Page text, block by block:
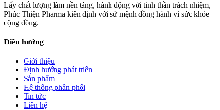
Lấy chất lượng làm nền tảng, hành động với tinh thần trách nhiệm,
Phúc Thiện Pharma kiên định với sứ mệnh đồng hành vì sức khỏe
cộng đồng.
Điều hướng
Giới thiệu
Định hướng phát triển
Sản phẩm
Hệ thống phân phối
Tin tức
Liên hệ